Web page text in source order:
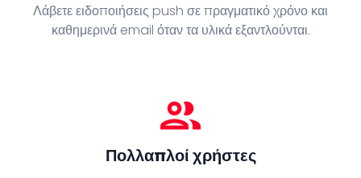
Λάβετε ειδοποιήσεις push σε πραγματικό χρόνο και
καθημερινά email όταν τα υλικά εξαντλούνται.
people
Πολλαπλοί χρήστες